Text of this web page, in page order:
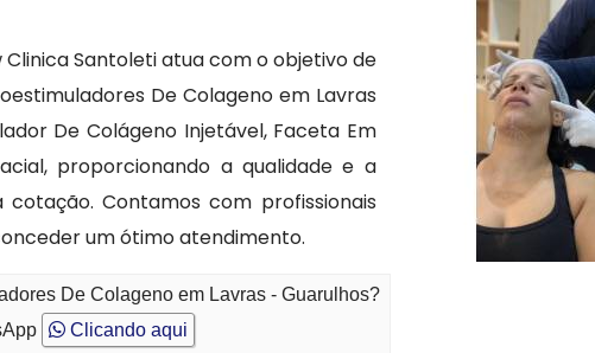
Santoleti atua com o objetivo de
De Colageno em Lavras
De Colágeno Injetável, Faceta Em
proporcionando a qualidade e a
Contamos com profissionais
um ótimo atendimento.
De Colageno em Lavras - Guarulhos?
Clicando aqui